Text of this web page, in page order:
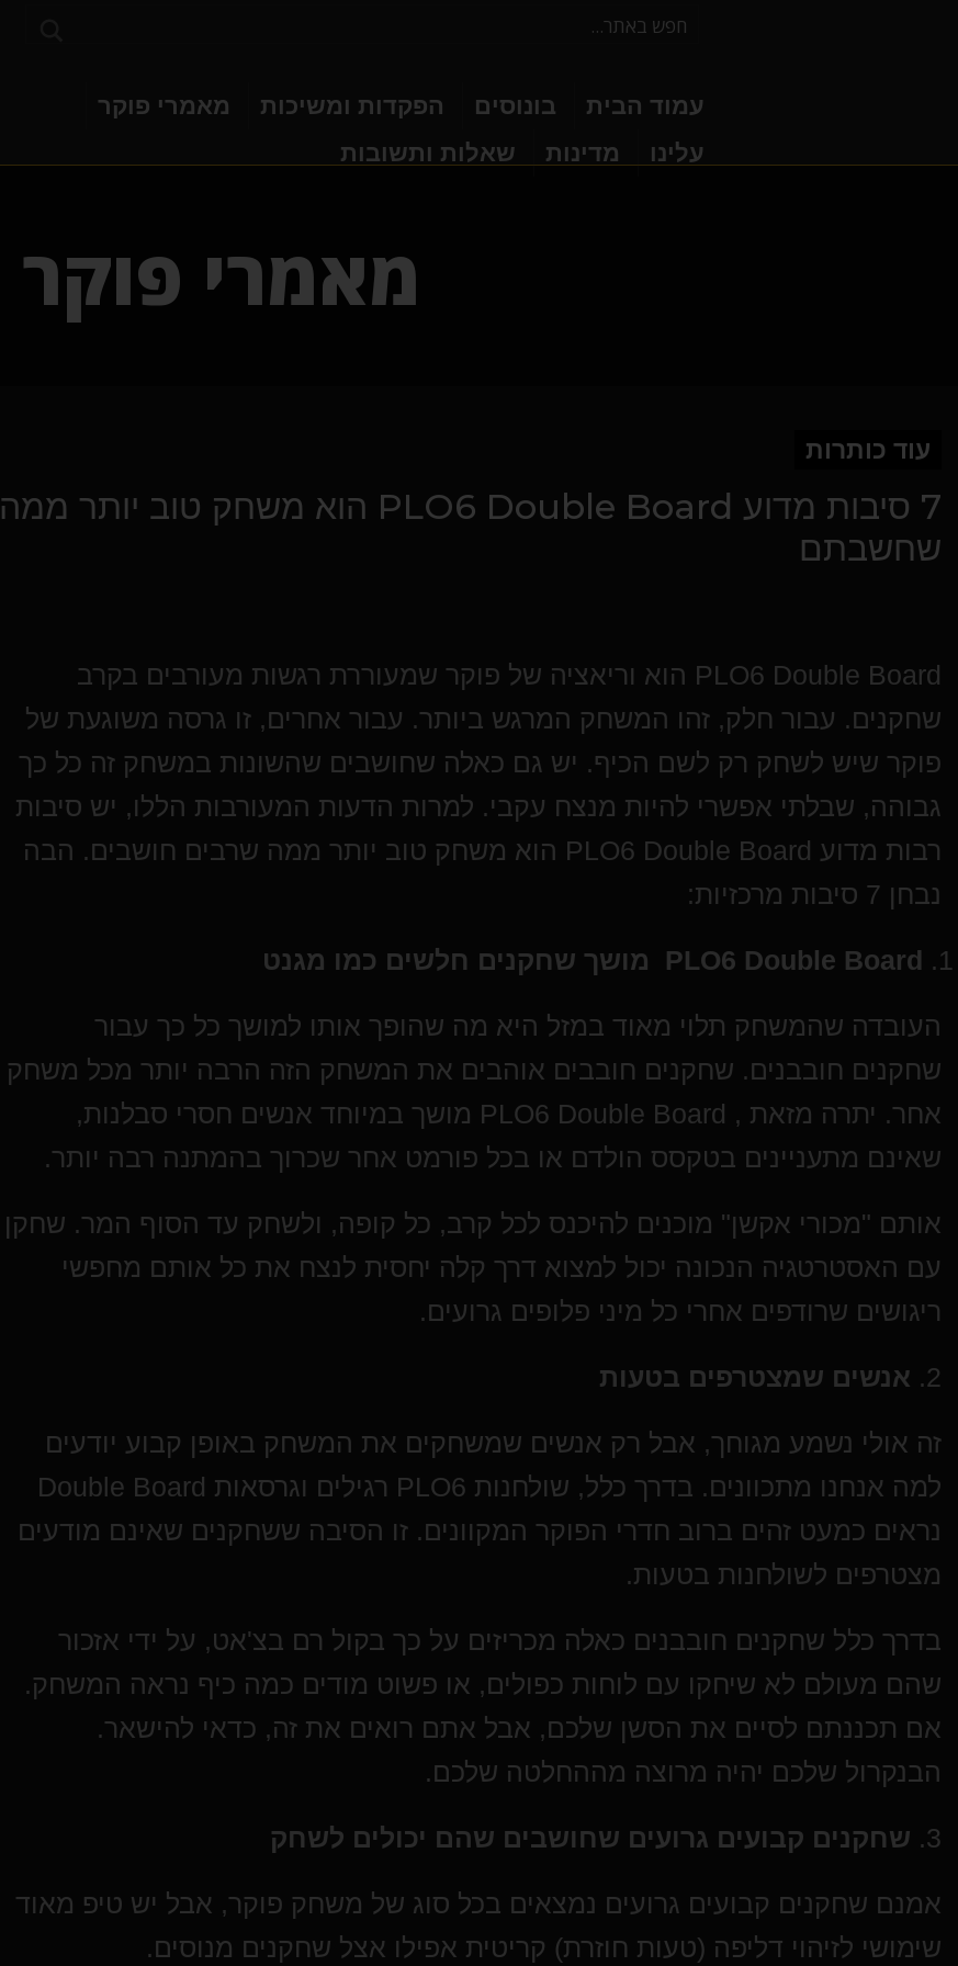
עמוד הבית בונוסים הפקדות ומשיכות
מאמרי פוקר
עלינו
מדינות שאלות ותשובות
מאמרי פוקר
עוד כותרות
7 סיבות מדוע PLO6 Double Board הוא משחק טוב יותר ממה
שחשבתם
PLO6 Double Board הוא וריאציה של פוקר שמעוררת רגשות מעורבים בקרב
שחקנים. עבור חלק, זהו המשחק המרגש ביותר. עבור אחרים, זו גרסה משוגעת של
פוקר שיש לשחק רק לשם הכיף. יש גם כאלה שחושבים שהשונות במשחק זה כל כך
גבוהה, שבלתי אפשרי להיות מנצח עקבי. למרות הדעות המעורבות הללו, יש סיבות
רבות מדוע PLO6 Double Board הוא משחק טוב יותר ממה שרבים חושבים. הבה
נבחן 7 סיבות מרכזיות:
PLO6 Double Board מושך שחקנים חלשים כמו מגנט
העובדה שהמשחק תלוי מאוד במזל היא מה שהופך אותו למושך כל כך עבור
שחקנים חובבנים. שחקנים חובבים אוהבים את המשחק הזה הרבה יותר מכל משחק
אחר. יתרה מזאת , PLO6 Double Board מושך במיוחד אנשים חסרי סבלנות,
שאינם מתעניינים בטקסס הולדם או בכל פורמט אחר שכרוך בהמתנה רבה יותר.
אותם "מכורי אקשן" מוכנים להיכנס לכל קרב, כל קופה, ולשחק עד הסוף המר. שחקן
עם האסטרטגיה הנכונה יכול למצוא דרך קלה יחסית לנצח את כל אותם מחפשי
ריגושים שרודפים אחרי כל מיני פלופים גרועים.
2. אנשים שמצטרפים בטעות
זה אולי נשמע מגוחך, אבל רק אנשים שמשחקים את המשחק באופן קבוע יודעים
למה אנחנו מתכוונים. בדרך כלל, שולחנות PLO6 רגילים וגרסאות Double Board
נראים כמעט זהים ברוב חדרי הפוקר המקוונים. זו הסיבה ששחקנים שאינם מודעים
מצטרפים לשולחנות בטעות.
בדרך כלל שחקנים חובבנים כאלה מכריזים על כך בקול רם בצ'אט, על ידי אזכור
שהם מעולם לא שיחקו עם לוחות כפולים, או פשוט מודים כמה כיף נראה המשחק.
אם תכננתם לסיים את הסשן שלכם, אבל אתם רואים את זה, כדאי להישאר.
הבנקרול שלכם יהיה מרוצה מההחלטה שלכם.
3. שחקנים קבועים גרועים שחושבים שהם יכולים לשחק
אמנם שחקנים קבועים גרועים נמצאים בכל סוג של משחק פוקר, אבל יש טיפ מאוד
שימושי לזיהוי דליפה (טעות חוזרת) קריטית אפילו אצל שחקנים מנוסים.